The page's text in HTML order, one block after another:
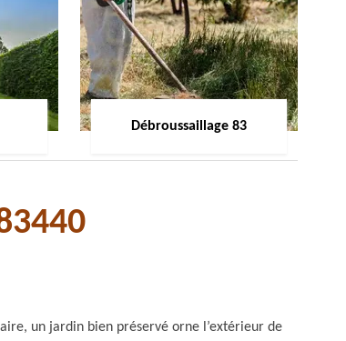
Débroussaillage 83
un jardin bien préservé orne l’extérieur de